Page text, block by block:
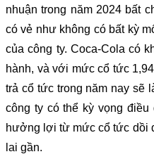
nhuận trong năm 2024 bất
có vẻ như không có bất kỳ
của công ty. Coca-Cola có
hành, và với mức cổ tức
trả cổ tức trong năm nay sẽ
công ty có thể kỳ vọng
hưởng lợi từ mức cổ tức dồi
lai gần.